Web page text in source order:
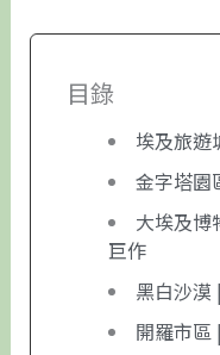
目錄
埃及旅遊
金字塔園
大埃及博
巨作
黑白沙漠
開羅市區